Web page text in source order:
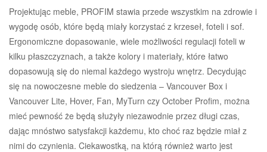
Projektując meble, PROFIM stawia przede wszystkim na zdrowie i
wygodę osób, które będą miały korzystać z krzeseł, foteli i sof.
Ergonomiczne dopasowanie, wiele możliwości regulacji foteli w
kilku płaszczyznach, a także kolory i materiały, które łatwo
dopasowują się do niemal każdego wystroju wnętrz. Decydując
się na nowoczesne meble do siedzenia – Vancouver Box i
Vancouver Lite, Hover, Fan, MyTurn czy October Profim, można
mieć pewność że będą służyły niezawodnie przez długi czas,
dając mnóstwo satysfakcji każdemu, kto choć raz będzie miał z
nimi do czynienia. Ciekawostką, na którą również warto jest